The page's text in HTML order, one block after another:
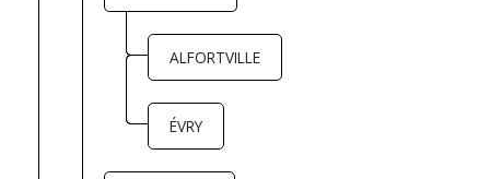
ALFORTVILLE
ÉVRY